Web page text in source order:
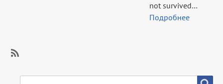
not survived…
Подробнее